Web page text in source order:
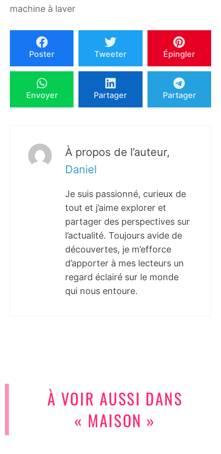
machine à laver
Poster Tweeter Épingler
Envoyer Partager Partager
À propos de l’auteur,
Daniel
Je suis passionné, curieux de
tout et j’aime explorer et
partager des perspectives sur
l’actualité. Toujours avide de
découvertes, je m’efforce
d’apporter à mes lecteurs un
regard éclairé sur le monde
qui nous entoure.
À VOIR AUSSI DANS
« MAISON »